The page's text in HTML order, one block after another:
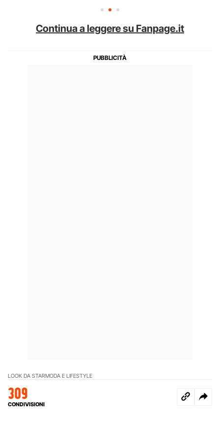
Continua a leggere su Fanpage.it
LOOK DA STARMODA E LIFESTYLE
309
CONDIVISIONI